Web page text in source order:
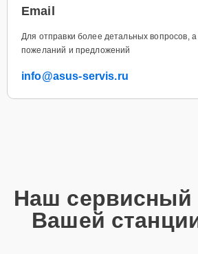
Email
Для отправки более детальных вопросов, а
пожеланий и предложений
info@asus-servis.ru
Наш сервисный
Вашей